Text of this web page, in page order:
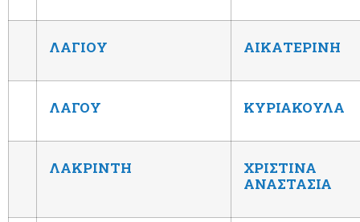
ΛΑΓΙΟΥ ΑΙΚΑΤΕΡΙΝΗ
ΛΑΓΟΥ ΚΥΡΙΑΚΟΥΛΑ
ΛΑΚΡΙΝΤΗ
ΧΡΙΣΤΙΝΑ
ΑΝΑΣΤΑΣΙΑ